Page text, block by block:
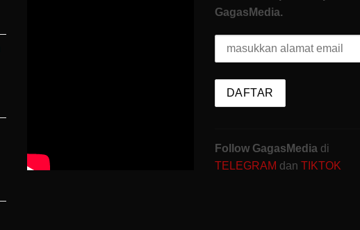
GagasMedia.
Follow GagasMedia di
TELEGRAM dan TIKTOK